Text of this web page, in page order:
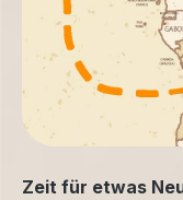
Zeit für etwas